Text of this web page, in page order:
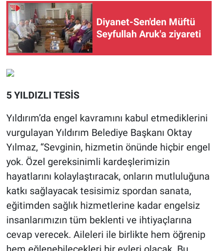
Diyanet-Sen'den Müftü
Seyfullah Aruk'a ziyareti
5 YILDIZLI TESİS
Yıldırım’da engel kavramını kabul etmediklerini
vurgulayan Yıldırım Belediye Başkanı Oktay
Yılmaz, “Sevginin, hizmetin önünde hiçbir engel
yok. Özel gereksinimli kardeşlerimizin
hayatlarını kolaylaştıracak, onların mutluluğuna
katkı sağlayacak tesisimiz spordan sanata,
eğitimden sağlık hizmetlerine kadar engelsiz
insanlarımızın tüm beklenti ve ihtiyaçlarına
cevap verecek. Aileleri ile birlikte hem öğrenip